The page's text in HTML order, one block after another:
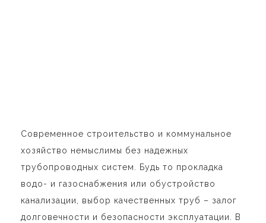
Современное строительство и коммунальное
хозяйство немыслимы без надежных
трубопроводных систем. Будь то прокладка
водо- и газоснабжения или обустройство
канализации, выбор качественных труб – залог
долговечности и безопасности эксплуатации. В